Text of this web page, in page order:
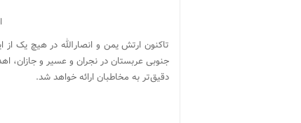
تاکنون ارتش یمن و انصارالله در هیچ یک از
جنوبی عربستان در نجران و عسیر و جازان،
دقیق‌تر به مخاطبان ارائه خواهد شد.